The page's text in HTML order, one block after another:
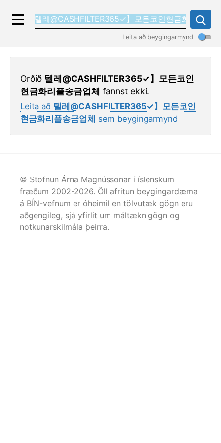
Leita að beygingarmynd
Orðið 텔레@CASHFILTER365✓】모든코인
현금화리플송금업체 fannst ekki.
Leita að 텔레@CASHFILTER365✓】모든코인
현금화리플송금업체 sem beygingarmynd
© Stofnun Árna Magnússonar í íslenskum
fræðum 2002-2026. Öll afritun beygingardæma
á BÍN-vefnum er óheimil en tölvutæk gögn eru
aðgengileg, sjá yfirlit um máltæknigögn og
notkunarskilmála þeirra.